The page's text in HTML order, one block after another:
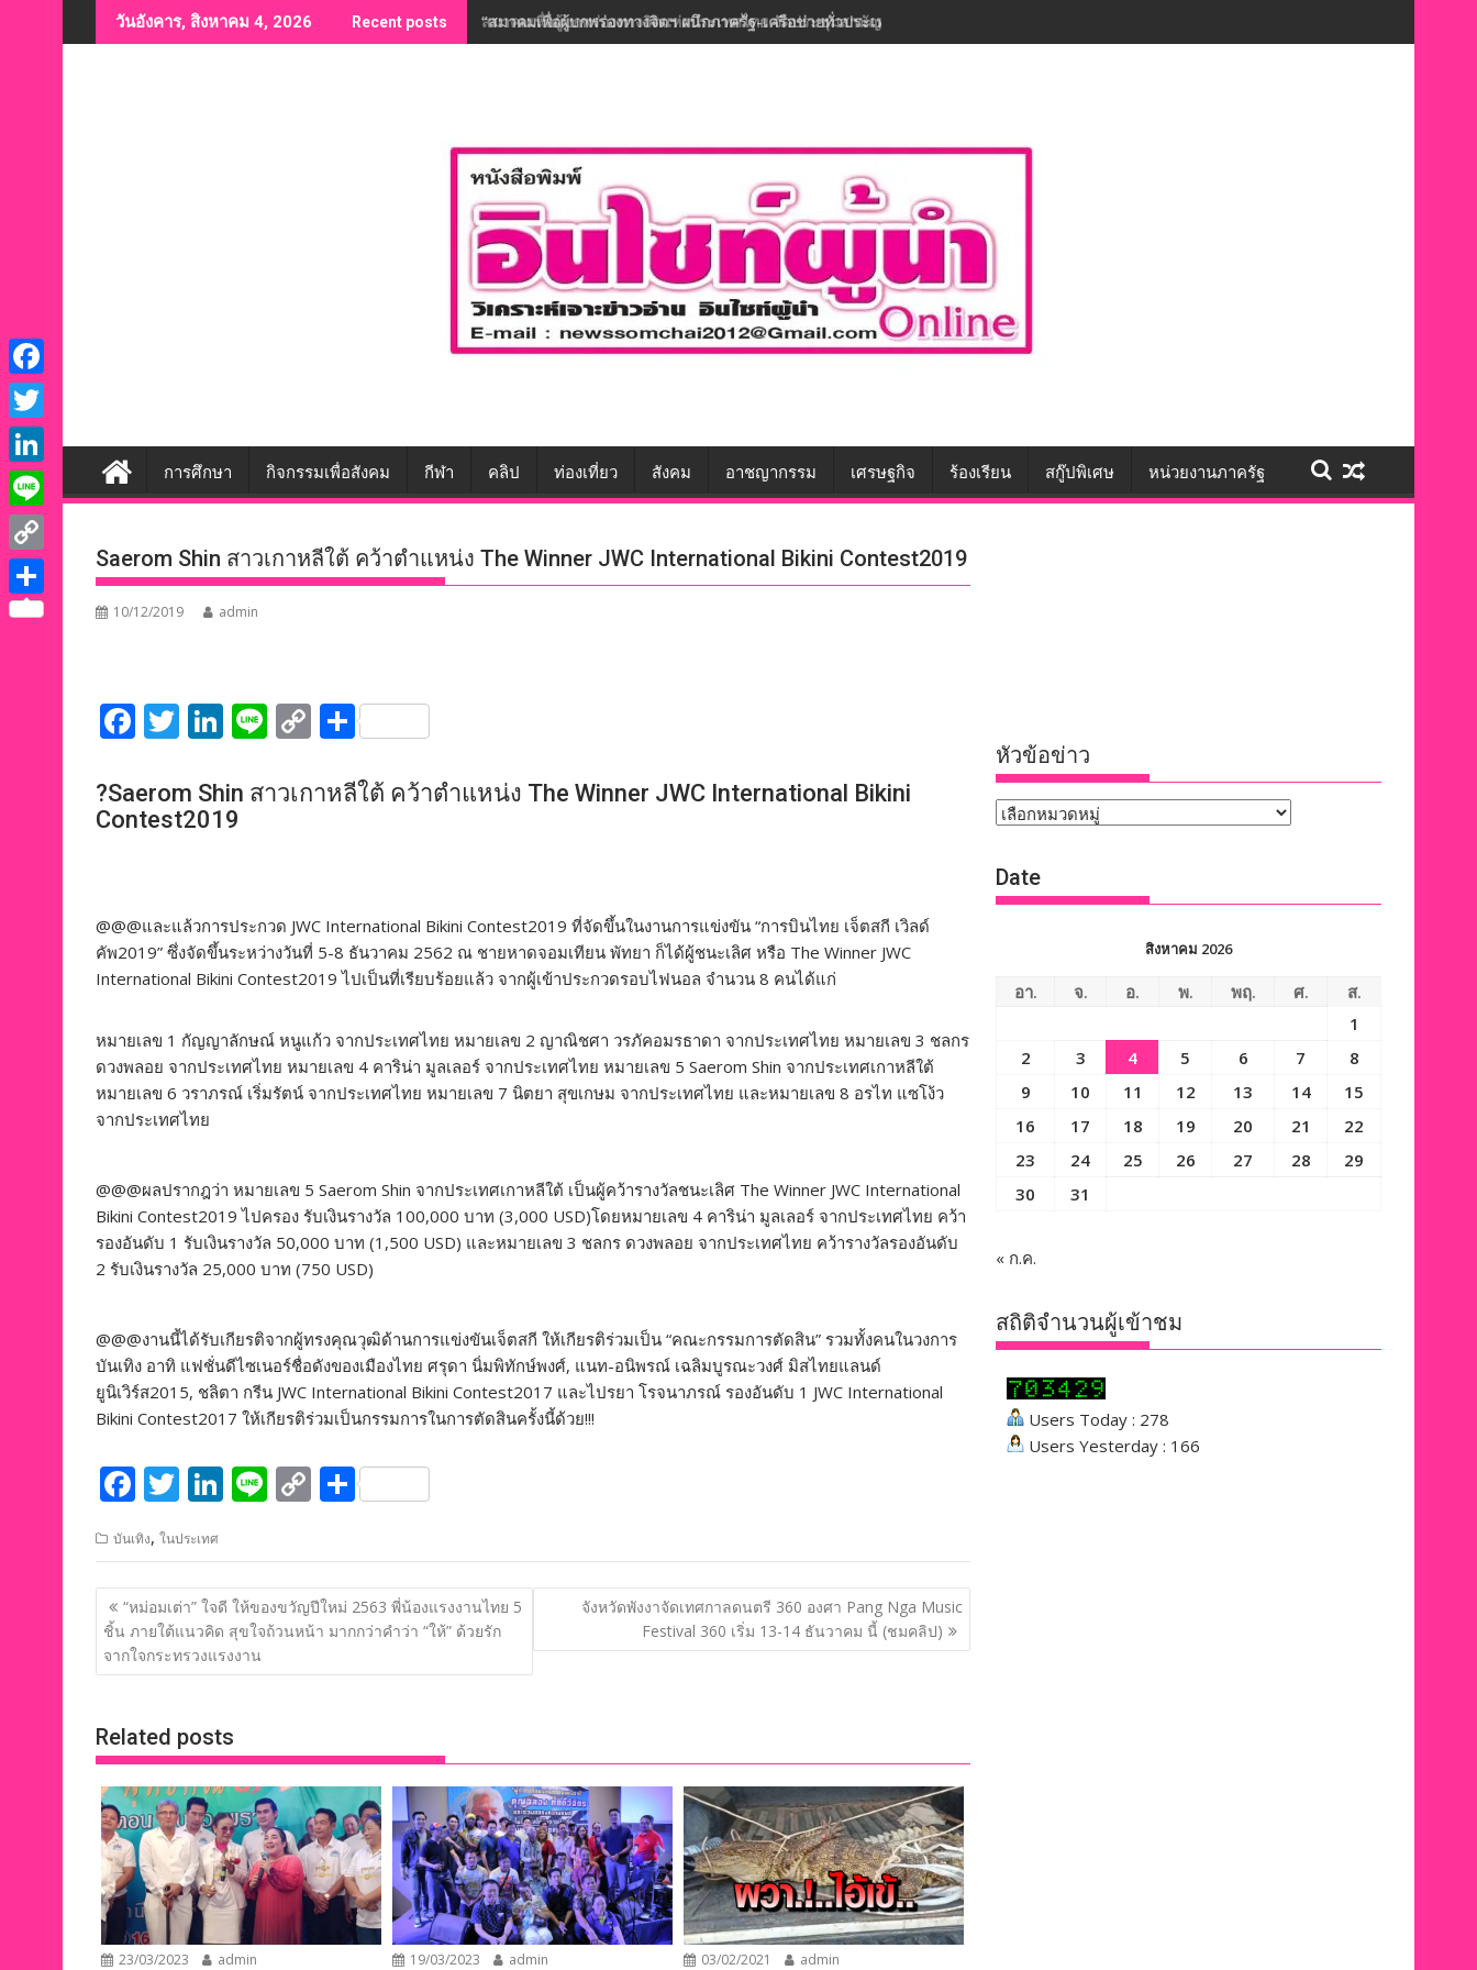
to
วันอังคาร, สิงหาคม 4, 2026 Recent posts “สมาคมเพื่อผู้บกพร่องทางจิตฯ ผนึกภาครัฐ-เครือข่ายทั่วประเทศ ขับเคลื่อนทักษะชีวิต สร้างโอกาสการจ้างงานอย่างเท่าเทียม”
การศึกษา กิจกรรมเพื่อสังคม กีฬา คลิป ท่องเที่ยว สังคม อาชญากรรม เศรษฐกิจ ร้องเรียน สกู๊ปพิเศษ หน่วยงานภาครัฐ
Saerom Shin สาวเกาหลีใต้ คว้าตำแหน่ง The Winner JWC International Bikini Contest2019
10/12/2019 admin
F
e
b
k
T
itt
er
Li
k
e
Li
e
C
p
k
S
ar
?Saerom Shin สาวเกาหลีใต้ คว้าตำแหน่ง The Winner JWC International Bikini
Contest2019
@@@และแล้วการประกวด JWC International Bikini Contest2019 ที่จัดขึ้นในงานการแข่งขัน “การบินไทย เจ็ตสกี เวิลด์
คัพ2019” ซึ่งจัดขึ้นระหว่างวันที่ 5-8 ธันวาคม 2562 ณ ชายหาดจอมเทียน พัทยา ก็ได้ผู้ชนะเลิศ หรือ The Winner JWC
International Bikini Contest2019 ไปเป็นที่เรียบร้อยแล้ว จากผู้เข้าประกวดรอบไฟนอล จำนวน 8 คนได้แก่
หมายเลข 1 กัญญาลักษณ์ หนูแก้ว จากประเทศไทย หมายเลข 2 ญาณิชศา วรภัคอมรธาดา จากประเทศไทย หมายเลข 3 ชลกร
ดวงพลอย จากประเทศไทย หมายเลข 4 คาริน่า มูลเลอร์ จากประเทศไทย หมายเลข 5 Saerom Shin จากประเทศเกาหลีใต้
หมายเลข 6 วราภรณ์ เริ่มรัตน์ จากประเทศไทย หมายเลข 7 นิตยา สุขเกษม จากประเทศไทย และหมายเลข 8 อรไท แซโง้ว
จากประเทศไทย
@@@ผลปรากฎว่า หมายเลข 5 Saerom Shin จากประเทศเกาหลีใต้ เป็นผู้คว้ารางวัลชนะเลิศ The Winner JWC International
Bikini Contest2019 ไปครอง รับเงินรางวัล 100,000 บาท (3,000 USD)โดยหมายเลข 4 คาริน่า มูลเลอร์ จากประเทศไทย คว้า
รองอันดับ 1 รับเงินรางวัล 50,000 บาท (1,500 USD) และหมายเลข 3 ชลกร ดวงพลอย จากประเทศไทย คว้ารางวัลรองอันดับ
2 รับเงินรางวัล 25,000 บาท (750 USD)
@@@งานนี้ได้รับเกียรติจากผู้ทรงคุณวุฒิด้านการแข่งขันเจ็ตสกี ให้เกียรติร่วมเป็น “คณะกรรมการตัดสิน” รวมทั้งคนในวงการ
บันเทิง อาทิ แฟชั่นดีไซเนอร์ชื่อดังของเมืองไทย ศรุดา นิ่มพิทักษ์พงศ์, แนท-อนิพรณ์ เฉลิมบูรณะวงศ์ มิสไทยแลนด์
ยูนิเวิร์ส2015, ชลิตา กรีน JWC International Bikini Contest2017 และไปรยา โรจนาภรณ์ รองอันดับ 1 JWC International
Bikini Contest2017 ให้เกียรติร่วมเป็นกรรมการในการตัดสินครั้งนี้ด้วย!!!
F
ac
e
b
o
o
T
itt
er
Li
k
e
dI
n
Li
e
C
p
y
Li
S
ar
e
บันเทิง, ในประเทศ
แนะแนว
เรื่อง
“หม่อมเต่า” ใจดี ให้ของขวัญปีใหม่ 2563 พี่น้องแรงงานไทย 5
ชิ้น ภายใต้แนวคิด สุขใจถ้วนหน้า มากกว่าคำว่า “ให้” ด้วยรัก
จากใจกระทรวงแรงงาน
จังหวัดพังงาจัดเทศกาลดนตรี 360 องศา Pang Nga Music
Festival 360 เริ่ม 13-14 ธันวาคม นี้ (ชมคลิป)
Related posts
23/03/2023 admin 19/03/2023 admin 03/02/2021 admin
หัวข้อข่าว
หัวข้อ
Date
สิงหาคม 2026
อา. จ. อ. พ. พฤ. ศ.
ส.
1
2
3 4 5 6 7
8
9
10 11 12 13 14
15
16
17 18 19 20 21
22
23
24 25 26 27 28
29
30
31
« ก.ค.
สถิติจำนวนผู้เข้าชม
Users Today : 278
Users Yesterday : 166
F
a
c
e
b
o
o
T
w
i
t
e
L
i
n
k
e
L
i
n
C
o
S